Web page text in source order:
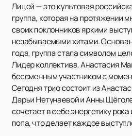
Лицей — это культовая
группа, которая на протяжении
своих поклонников яркими
незабываемыми хитами.
года, группа стала символом
Лидер коллектива, Анастасия
бессменным участником с
Сегодня трио состоит из
Дарьи Нетунаевой и Анны
сочетает в себе энергетику
попа, что делает каждое